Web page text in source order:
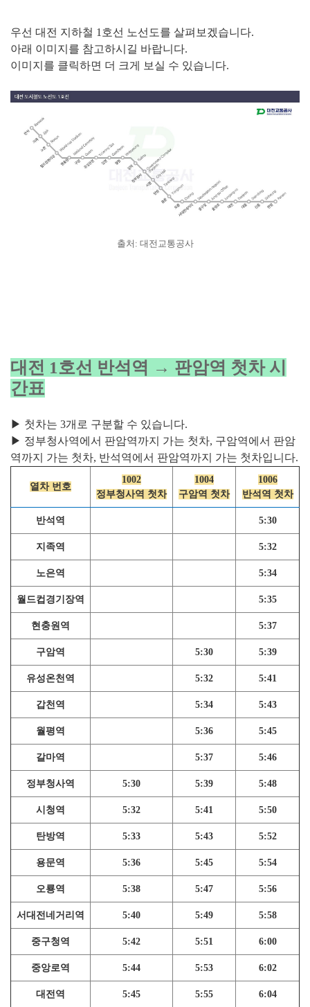
우선 대전 지하철 1호선 노선도를 살펴보겠습니다.
아래 이미지를 참고하시길 바랍니다.
이미지를 클릭하면 더 크게 보실 수 있습니다.
출처: 대전교통공사
대전 1호선 반석역 → 판암역 첫차 시
간표
▶ 첫차는 3개로 구분할 수 있습니다.
▶ 정부청사역에서 판암역까지 가는 첫차, 구암역에서 판암
역까지 가는 첫차, 반석역에서 판암역까지 가는 첫차입니다.
열차 번호
1002
정부청사역 첫차
1004
구암역 첫차
1006
반석역 첫차
반석역 5:30
지족역 5:32
노은역 5:34
월드컵경기장역 5:35
현충원역 5:37
구암역 5:30 5:39
유성온천역 5:32 5:41
갑천역 5:34 5:43
월평역 5:36 5:45
갈마역 5:37 5:46
정부청사역 5:30 5:39 5:48
시청역 5:32 5:41 5:50
탄방역 5:33 5:43 5:52
용문역 5:36 5:45 5:54
오룡역 5:38 5:47 5:56
서대전네거리역 5:40 5:49 5:58
중구청역 5:42 5:51 6:00
중앙로역 5:44 5:53 6:02
대전역 5:45 5:55 6:04